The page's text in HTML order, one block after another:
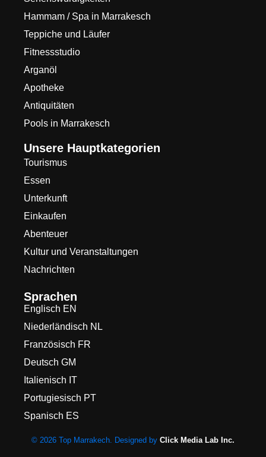
Hammam / Spa in Marrakesch
Teppiche und Läufer
Fitnessstudio
Arganöl
Apotheke
Antiquitäten
Pools in Marrakesch
Unsere Hauptkategorien
Tourismus
Essen
Unterkunft
Einkaufen
Abenteuer
Kultur und Veranstaltungen
Nachrichten
Sprachen
Englisch EN
Niederländisch NL
Französisch FR
Deutsch GM
Italienisch IT
Portugiesisch PT
Spanisch ES
© 2026 Top Marrakech. Designed by Click Media Lab Inc.